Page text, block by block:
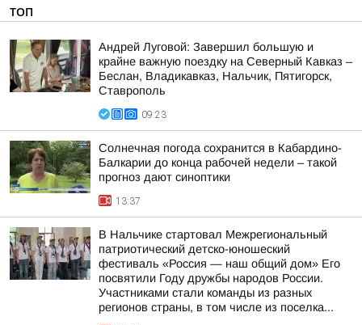
ТОП
Андрей Луговой: Завершил большую и
крайне важную поездку на Северный Кавказ –
Беслан, Владикавказ, Нальчик, Пятигорск,
Ставрополь
09:23
Солнечная погода сохранится в Кабардино-
Балкарии до конца рабочей недели – такой
прогноз дают синоптики
13:37
В Нальчике стартовал Межрегиональный
патриотический детско-юношеский
фестиваль «Россия — наш общий дом» Его
посвятили Году дружбы народов России.
Участниками стали команды из разных
регионов страны, в том числе из поселка...